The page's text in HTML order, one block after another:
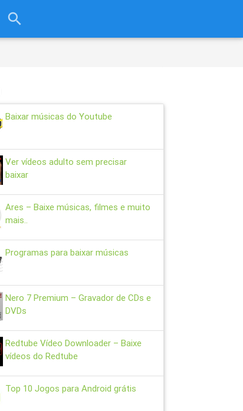
search
Baixar músicas do Youtube
Ver vídeos adulto sem precisar
baixar
Ares – Baixe músicas, filmes e muito
mais..
Programas para baixar músicas
Nero 7 Premium – Gravador de CDs e
DVDs
Redtube Vídeo Downloader – Baixe
vídeos do Redtube
Top 10 Jogos para Android grátis